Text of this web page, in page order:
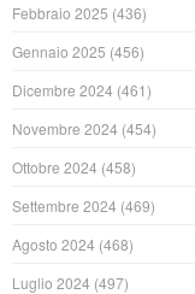
Febbraio 2025 (436)
Gennaio 2025 (456)
Dicembre 2024 (461)
Novembre 2024 (454)
Ottobre 2024 (458)
Settembre 2024 (469)
Agosto 2024 (468)
Luglio 2024 (497)